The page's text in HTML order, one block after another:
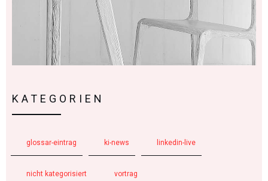
KATEGORIEN
glossar-eintrag ki-news linkedin-live
nicht kategorisiert vortrag